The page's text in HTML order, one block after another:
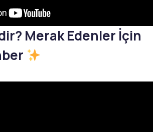
Merak Edenler İçin